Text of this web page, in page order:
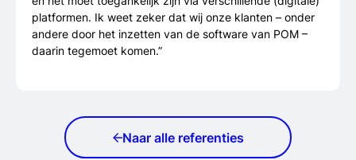
platformen. Ik weet zeker dat wij onze klanten – onder
andere door het inzetten van de software van POM –
daarin tegemoet komen.”
Naar alle referenties